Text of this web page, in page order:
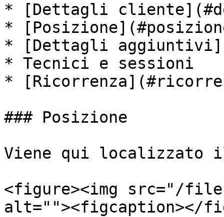
* [Dettagli
*
* [Dettagli
* Tecnici e sessioni
*
### Posizione
Viene qui localizzato
<figure><img src="/
alt=""><figcaption></